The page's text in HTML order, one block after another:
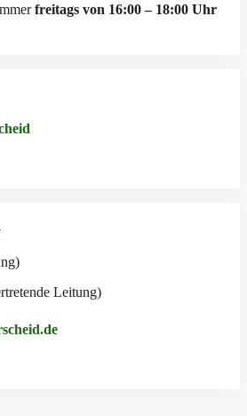
freitags von 16:00 – 18:00 Uhr
Leitung)